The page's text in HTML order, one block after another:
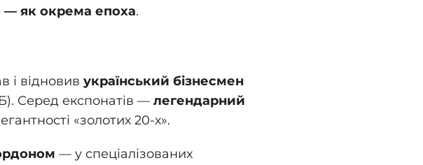
— як окрема епоха.
і відновив український бізнесмен
Серед експонатів — легендарний
«золотих 20-х».
— у спеціалізованих